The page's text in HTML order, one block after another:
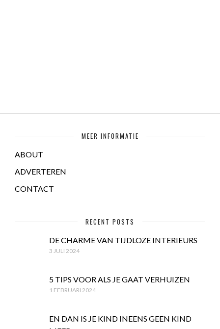
MEER INFORMATIE
ABOUT
ADVERTEREN
CONTACT
RECENT POSTS
DE CHARME VAN TIJDLOZE INTERIEURS
3 JULI 2024
5 TIPS VOOR ALS JE GAAT VERHUIZEN
1 FEBRUARI 2024
EN DAN IS JE KIND INEENS GEEN KIND